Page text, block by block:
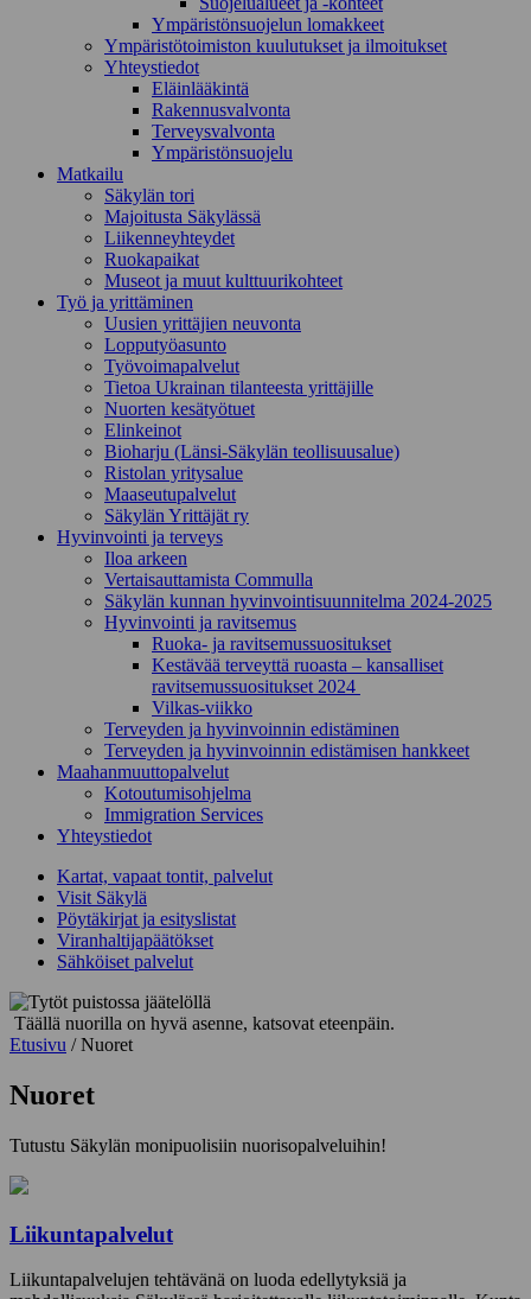
Ympäristönsuojelun lomakkeet
Ympäristötoimiston kuulutukset ja ilmoitukset
Yhteystiedot
Eläinlääkintä
Rakennusvalvonta
Terveysvalvonta
Ympäristönsuojelu
Mat­kailu
Säkylän tori
Majoitusta Säkylässä
Liikenneyhteydet
Ruokapaikat
Museot ja muut kulttuurikohteet
Työ ja yrittä­minen
Uusien yrittäjien neuvonta
Lopputyöasunto
Työvoimapalvelut
Tietoa Ukrainan tilanteesta yrittäjille
Nuorten kesätyötuet
Elinkeinot
Bioharju (Länsi-Säkylän teollisuusalue)
Ristolan yritysalue
Maaseutupalvelut
Säkylän Yrittäjät ry
Hyvinvointi ja terveys
Iloa arkeen
Vertaisauttamista Commulla
Säkylän kunnan hyvinvointisuunnitelma 2024-2025
Hyvinvointi ja ravitsemus
Ruoka- ja ravitsemussuositukset
Kestävää terveyttä ruoasta – kansalliset
ravitsemussuositukset 2024
Vilkas-viikko
Terveyden ja hyvinvoinnin edistäminen
Terveyden ja hyvinvoinnin edistämisen hankkeet
Maahanmuuttopalvelut
Kotoutumisohjelma
Immigration Services
Yhteystiedot
Kartat, vapaat tontit, palvelut
Visit Säkylä
Pöytäkirjat ja esityslistat
Viranhaltijapäätökset
Sähköiset palvelut
Täällä nuorilla on hyvä asenne, katsovat eteenpäin.
Etusivu /Nuoret
Nuoret
Tutustu Säkylän monipuolisiin nuorisopalveluihin!
Liikuntapalvelut
Liikuntapalvelujen tehtävänä on luoda edellytyksiä ja